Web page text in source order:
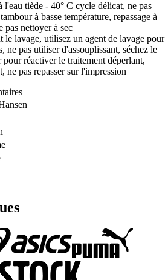
l'eau tiède - 40° C cycle délicat, ne pas
à basse température, repassage à
pas nettoyer à sec
le lavage, utilisez un agent de lavage pour
ne pas utiliser d'assouplissant, séchez le
pour réactiver le traitement déperlant,
ne pas repasser sur l'impression